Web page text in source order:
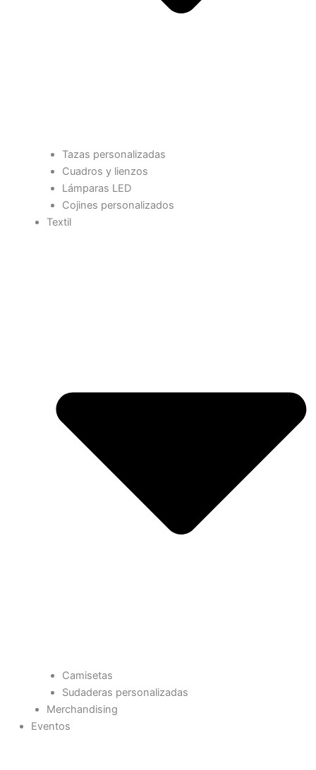
Tazas personalizadas
Cuadros y lienzos
Lámparas LED
Cojines personalizados
Textil
Camisetas
Sudaderas personalizadas
Merchandising
Eventos